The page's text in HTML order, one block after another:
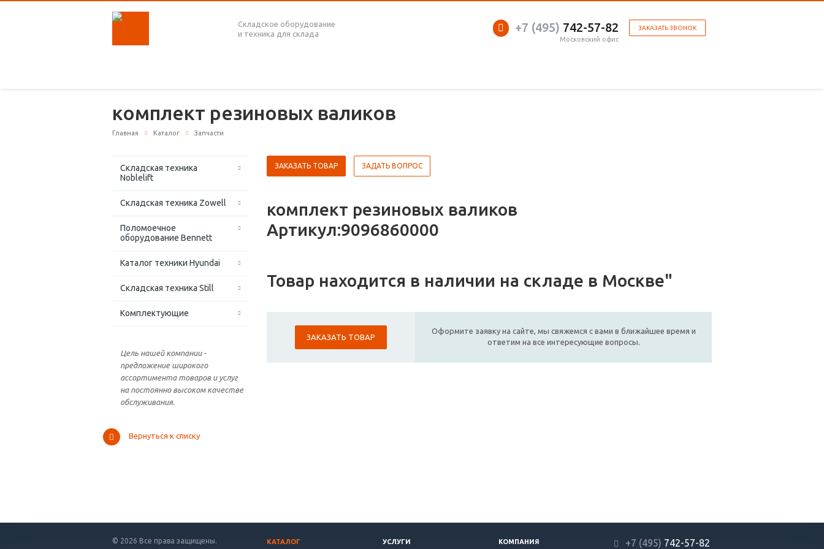
Складское оборудование
и техника для склада
ЗАКАЗАТЬ ЗВОНОК
+7 (495) 742-57-82
Московский офис
комплект резиновых валиков
Главная Каталог Запчасти
Складская техника
Noblelift
Складская техника Zowell
Поломоечное
оборудование Bennett
Каталог техники Hyundai
Складская техника Still
Комплектующие
Цель нашей компании -
предложение широкого
ассортимента товаров и услуг
на постоянно высоком качестве
обслуживания.
ЗАКАЗАТЬ ТОВАР ЗАДАТЬ ВОПРОС
комплект резиновых валиков
Артикул:9096860000
Товар находится в наличии на складе в Москве"
ЗАКАЗАТЬ ТОВАР
Оформите заявку на сайте, мы свяжемся с вами в ближайшее время и
ответим на все интересующие вопросы.
Вернуться к списку
© 2026 Все права защищены. КАТАЛОГ УСЛУГИ КОМПАНИЯ +7 (495) 742-57-82